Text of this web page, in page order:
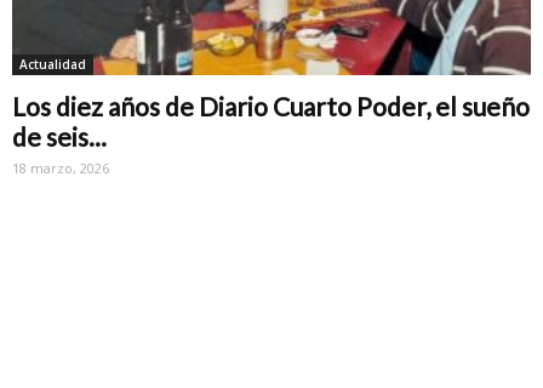
Actualidad
Los diez años de Diario Cuarto Poder, el sueño
de seis...
18 marzo, 2026